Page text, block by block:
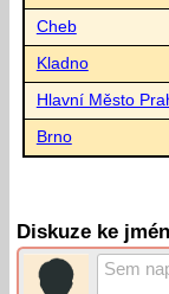
Cheb
Kladno
Hlavní Město
Brno
Diskuze ke